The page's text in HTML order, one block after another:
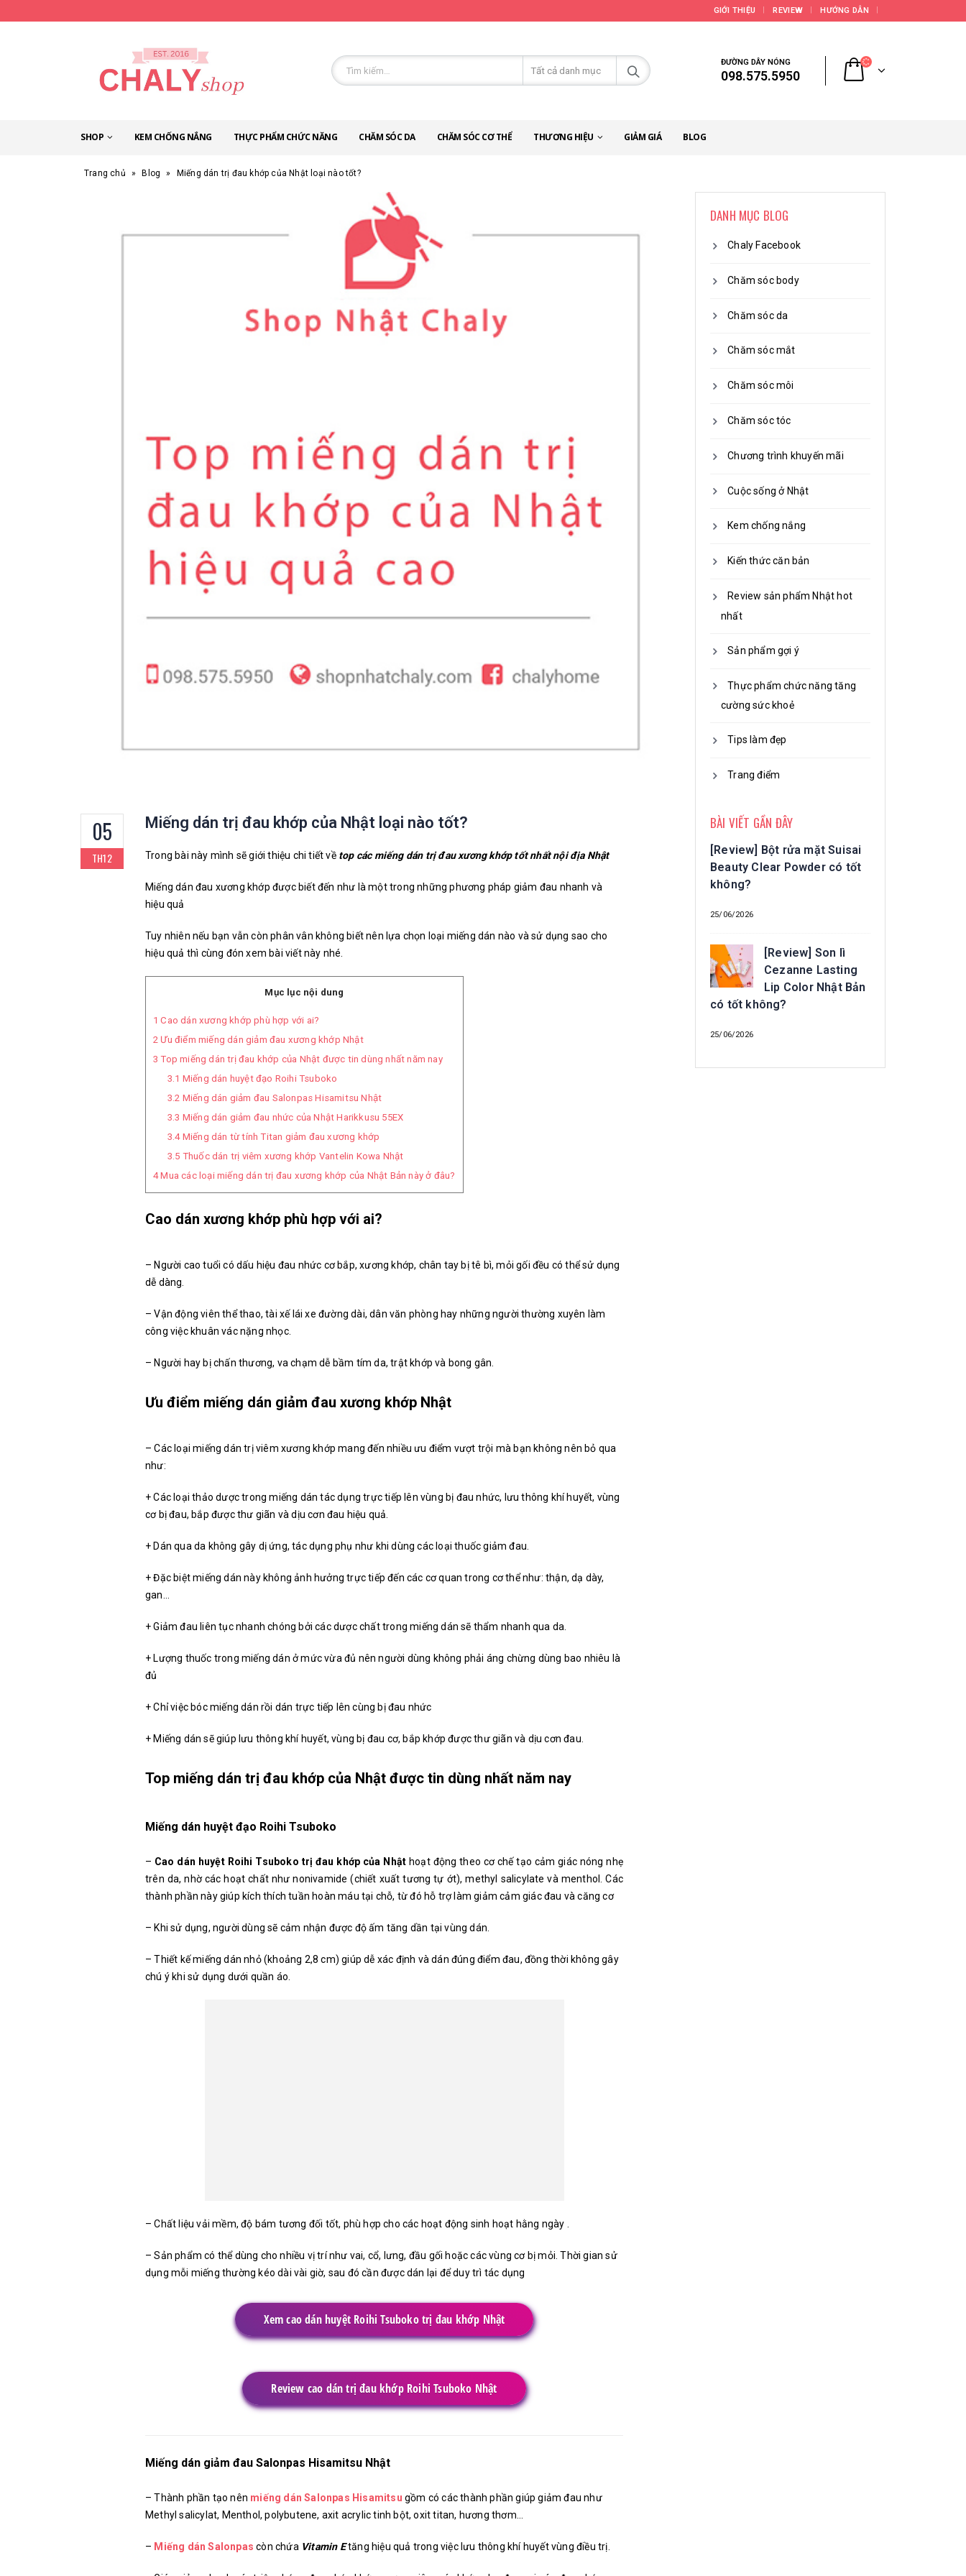
GIỚI THIỆU REVIEW HƯỚNG DẪN
ĐƯỜNG DÂY NÓNG
098.575.5950
SHOP KEM CHỐNG NẮNG THỰC PHẨM CHỨC NĂNG CHĂM SÓC DA CHĂM SÓC CƠ THỂ THƯƠNG HIỆU GIẢM GIÁ BLOG
Trang chủ » Blog » Miếng dán trị đau khớp của Nhật loại nào tốt?
05
TH12
Miếng dán trị đau khớp của Nhật loại nào tốt?
Trong bài này mình sẽ giới thiệu chi tiết về top các miếng dán trị đau xương khớp tốt nhất nội địa Nhật
Miếng dán đau xương khớp được biết đến như là một trong những phương pháp giảm đau nhanh và
hiệu quả
Tuy nhiên nếu bạn vẫn còn phân vân không biết nên lựa chọn loại miếng dán nào và sử dụng sao cho
hiệu quả thì cùng đón xem bài viết này nhé.
Mục lục nội dung
1 Cao dán xương khớp phù hợp với ai?
2 Ưu điểm miếng dán giảm đau xương khớp Nhật
3 Top miếng dán trị đau khớp của Nhật được tin dùng nhất năm nay
3.1 Miếng dán huyệt đạo Roihi Tsuboko
3.2 Miếng dán giảm đau Salonpas Hisamitsu Nhật
3.3 Miếng dán giảm đau nhức của Nhật Harikkusu 55EX
3.4Miếng dán từ tính Titan giảm đau xương khớp
3.5 Thuốc dán trị viêm xương khớp Vantelin Kowa Nhật
4Mua các loại miếng dán trị đau xương khớp của Nhật Bản này ở đâu?
Cao dán xương khớp phù hợp với ai?
– Người cao tuổi có dấu hiệu đau nhức cơ bắp, xương khớp, chân tay bị tê bì, mỏi gối đều có thể sử dụng
dễ dàng.
– Vận động viên thể thao, tài xế lái xe đường dài, dân văn phòng hay những người thường xuyên làm
công việc khuân vác nặng nhọc.
– Người hay bị chấn thương, va chạm dễ bầm tím da, trật khớp và bong gân.
Ưu điểm miếng dán giảm đau xương khớp Nhật
– Các loại miếng dán trị viêm xương khớp mang đến nhiều ưu điểm vượt trội mà bạn không nên bỏ qua
như:
+ Các loại thảo dược trong miếng dán tác dụng trực tiếp lên vùng bị đau nhức, lưu thông khí huyết, vùng
cơ bị đau, bắp được thư giãn và dịu cơn đau hiệu quả.
+ Dán qua da không gây dị ứng, tác dụng phụ như khi dùng các loại thuốc giảm đau.
+Đặc biệt miếng dán này không ảnh hưởng trực tiếp đến các cơ quan trong cơ thể như: thận, dạ dày,
gan…
+ Giảm đau liên tục nhanh chóng bởi các dược chất trong miếng dán sẽ thẩm nhanh qua da.
+ Lượng thuốc trong miếng dán ở mức vừa đủ nên người dùng không phải áng chừng dùng bao nhiêu là
đủ
+ Chỉ việc bóc miếng dán rồi dán trực tiếp lên cùng bị đau nhức
+ Miếng dán sẽ giúp lưu thông khí huyết, vùng bị đau cơ, bắp khớp được thư giãn và dịu cơn đau.
Top miếng dán trị đau khớp của Nhật được tin dùng nhất năm nay
Miếng dán huyệt đạo Roihi Tsuboko
– Cao dán huyệt Roihi Tsuboko trị đau khớp của Nhật hoạt động theo cơ chế tạo cảm giác nóng nhẹ
trên da, nhờ các hoạt chất như nonivamide (chiết xuất tương tự ớt), methyl salicylate và menthol. Các
thành phần này giúp kích thích tuần hoàn máu tại chỗ, từ đó hỗ trợ làm giảm cảm giác đau và căng cơ
– Khi sử dụng, người dùng sẽ cảm nhận được độ ấm tăng dần tại vùng dán.
– Thiết kế miếng dán nhỏ (khoảng 2,8 cm) giúp dễ xác định và dán đúng điểm đau, đồng thời không gây
chú ý khi sử dụng dưới quần áo.
– Chất liệu vải mềm, độ bám tương đối tốt, phù hợp cho các hoạt động sinh hoạt hằng ngày .
– Sản phẩm có thể dùng cho nhiều vị trí như vai, cổ, lưng, đầu gối hoặc các vùng cơ bị mỏi. Thời gian sử
dụng mỗi miếng thường kéo dài vài giờ, sau đó cần được dán lại để duy trì tác dụng
Xem cao dán huyệt Roihi Tsuboko trị đau khớp Nhật
Review cao dán trị đau khớp Roihi Tsuboko Nhật
Miếng dán giảm đau Salonpas Hisamitsu Nhật
– Thành phần tạo nên miếng dán Salonpas Hisamitsu gồm có các thành phần giúp giảm đau như
Methyl salicylat, Menthol, polybutene, axit acrylic tinh bột, oxit titan, hương thơm…
– Miếng dán Salonpas còn chứa Vitamin E tăng hiệu quả trong việc lưu thông khí huyết vùng điều trị.
DANH MỤC BLOG
Chaly Facebook
Chăm sóc body
Chăm sóc da
Chăm sóc mắt
Chăm sóc môi
Chăm sóc tóc
Chương trình khuyến mãi
Cuộc sống ở Nhật
Kem chống nắng
Kiến thức căn bản
Review sản phẩm Nhật hot
nhất
Sản phẩm gợi ý
Thực phẩm chức năng tăng
cường sức khoẻ
Tips làm đẹp
Trang điểm
BÀI VIẾT GẦN ĐÂY
[Review] Bột rửa mặt Suisai
Beauty Clear Powder có tốt
không?
25/06/2026
[Review] Son lì
Cezanne Lasting
Lip Color Nhật Bản
có tốt không?
25/06/2026